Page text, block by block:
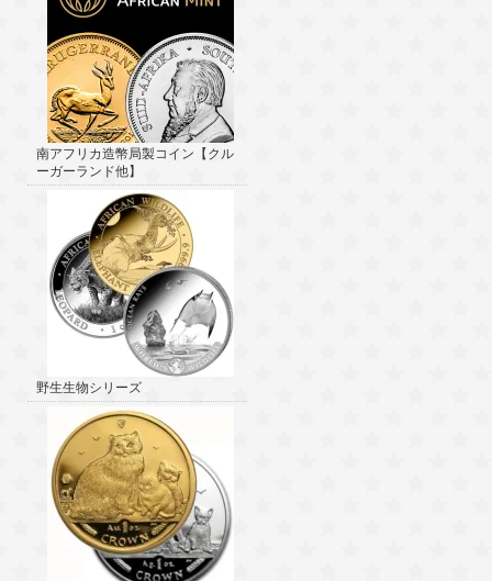
南アフリカ造幣局製コイン【クル
ーガーランド他】
野生生物シリーズ